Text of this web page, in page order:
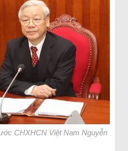
CHXHCN Việt Nam Nguyễn